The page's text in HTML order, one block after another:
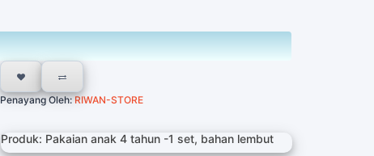
Penayang Oleh:RIWAN-STORE
Produk: Pakaian anak 4 tahun -1 set, bahan lembut